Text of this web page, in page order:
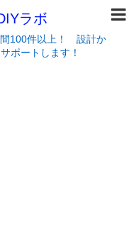
ラボ
間100件以上！ 設計か
ポートします！